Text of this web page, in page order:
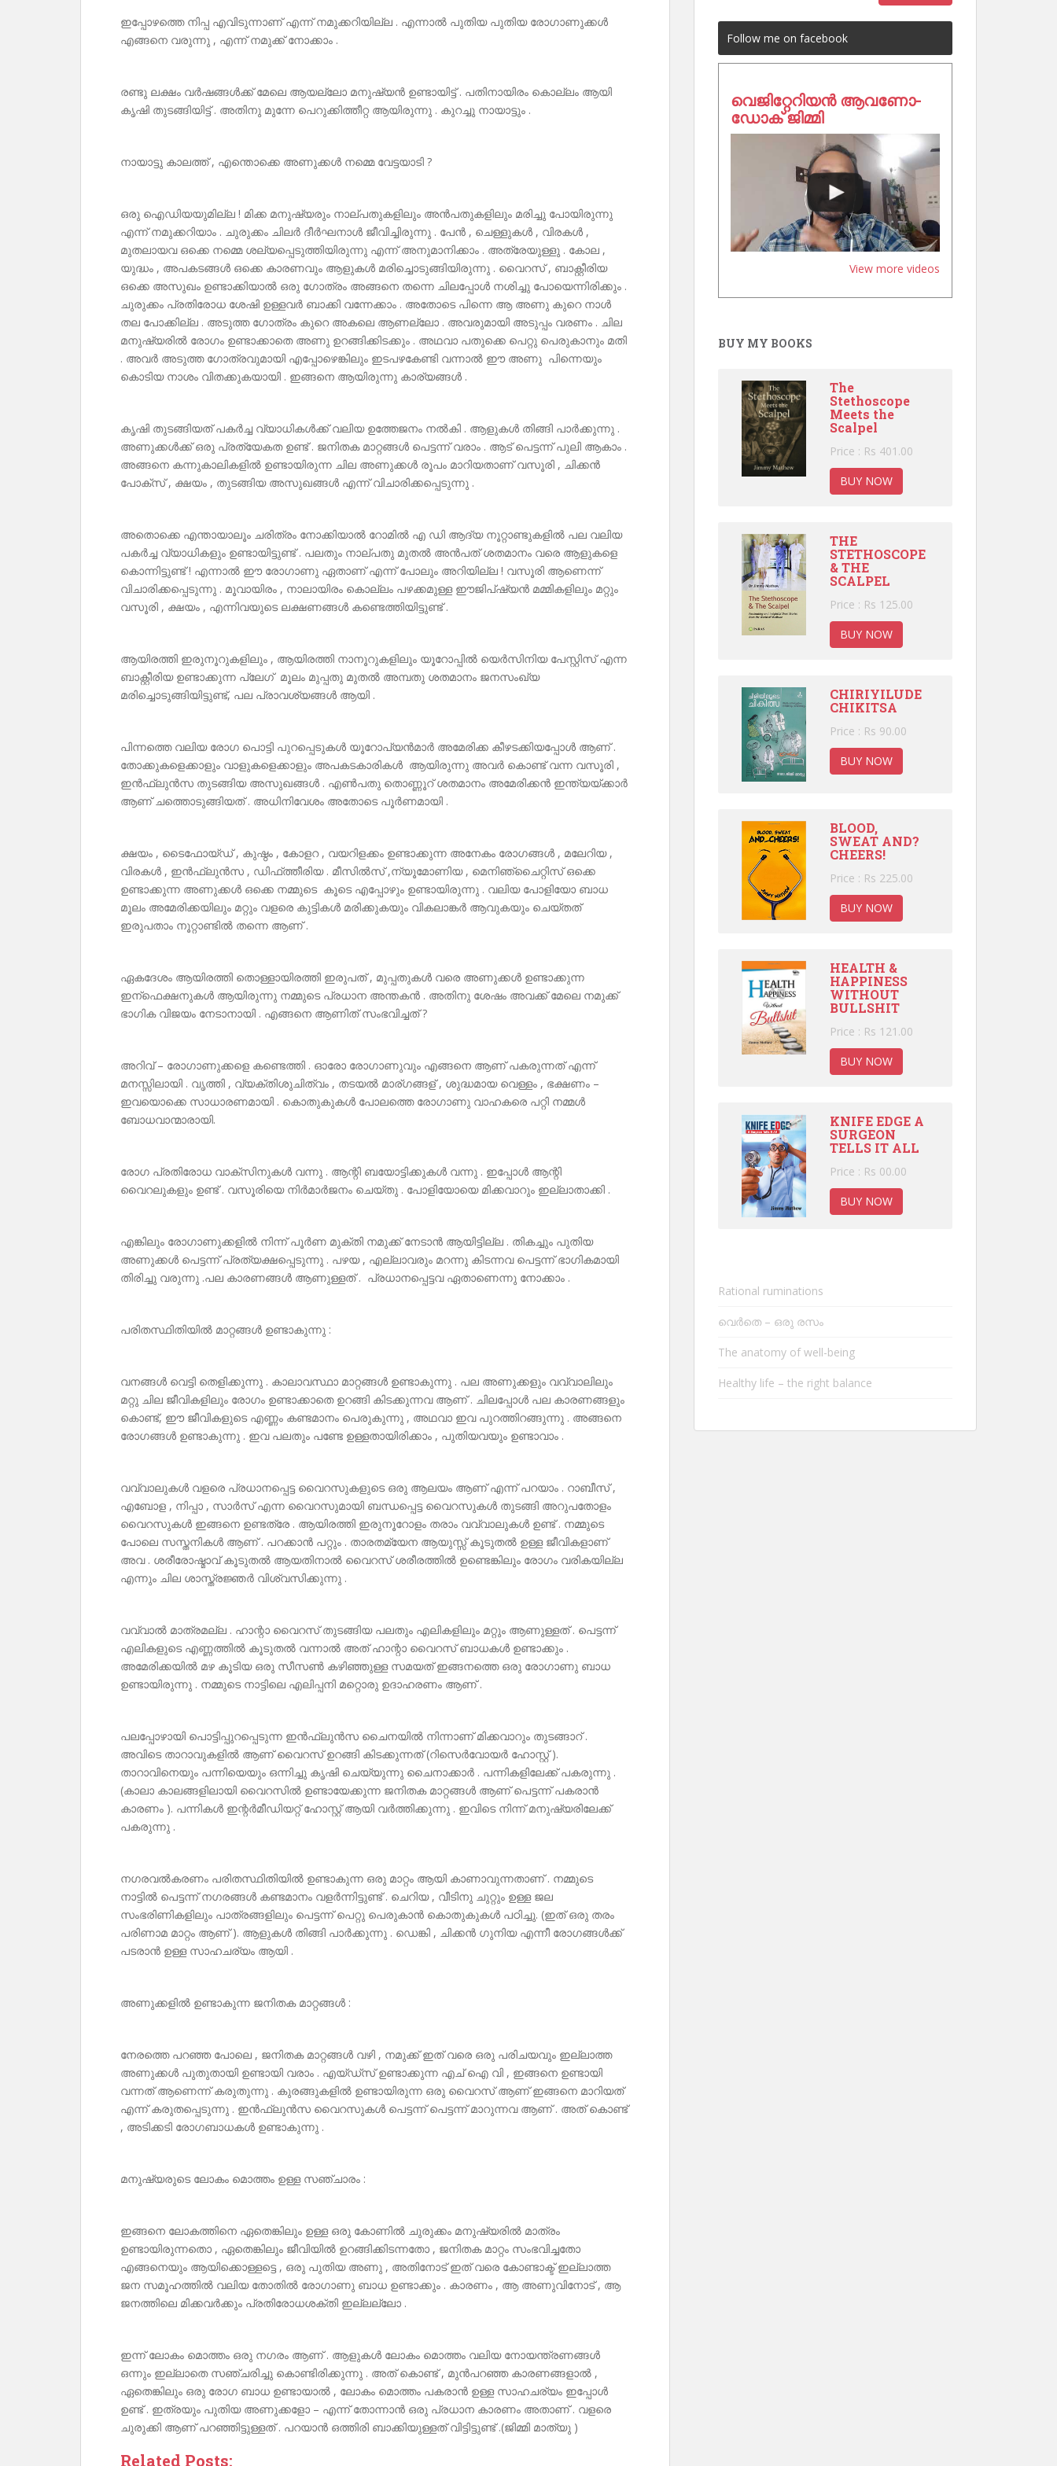
ഇപ്പോഴത്തെ നിപ്പ എവിടുന്നാണ് എന്ന് നമുക്കറിയില്ല . എന്നാൽ പുതിയ പുതിയ രോഗാണുക്കൾ
എങ്ങനെ വരുന്നു , എന്ന് നമുക്ക് നോക്കാം .
രണ്ടു ലക്ഷം വർഷങ്ങൾക്ക് മേലെ ആയല്ലോ മനുഷ്യൻ ഉണ്ടായിട്ട് . പതിനായിരം കൊല്ലം ആയി
കൃഷി തുടങ്ങിയിട്ട് . അതിനു മുന്നേ പെറുക്കിത്തീറ്റ ആയിരുന്നു . കുറച്ചു നായാട്ടും .
നായാട്ടു കാലത്ത് , എന്തൊക്കെ അണുക്കൾ നമ്മെ വേട്ടയാടി ?
ഒരു ഐഡിയയുമില്ല ! മിക്ക മനുഷ്യരും നാല്പതുകളിലും അൻപതുകളിലും മരിച്ചു പോയിരുന്നു
എന്ന് നമുക്കറിയാം . ചുരുക്കം ചിലർ ദീർഘനാൾ ജീവിച്ചിരുന്നു . പേൻ , ചെള്ളുകൾ , വിരകൾ ,
മുതലായവ ഒക്കെ നമ്മെ ശല്യപ്പെടുത്തിയിരുന്നു എന്ന് അനുമാനിക്കാം . അത്രേയുള്ളു . കോല ,
യുദ്ധം , അപകടങ്ങൾ ഒക്കെ കാരണവും ആളുകൾ മരിച്ചൊടുങ്ങിയിരുന്നു . വൈറസ് , ബാക്റ്റീരിയ
ഒക്കെ അസുഖം ഉണ്ടാക്കിയാൽ ഒരു ഗോത്രം അങ്ങനെ തന്നെ ചിലപ്പോൾ നശിച്ചു പോയെന്നിരിക്കും .
ചുരുക്കം പ്രതിരോധ ശേഷി ഉള്ളവർ ബാക്കി വന്നേക്കാം . അതോടെ പിന്നെ ആ അണു കുറെ നാൾ
തല പോക്കില്ല . അടുത്ത ഗോത്രം കുറെ അകലെ ആണല്ലോ . അവരുമായി അടുപ്പം വരണം . ചില
മനുഷ്യരിൽ രോഗം ഉണ്ടാക്കാതെ അണു ഉറങ്ങിക്കിടക്കും . അഥവാ പതുക്കെ പെറ്റു പെരുകാനും മതി
. അവർ അടുത്ത ഗോത്രവുമായി എപ്പോഴെങ്കിലും ഇടപഴകേണ്ടി വന്നാൽ ഈ അണു പിന്നെയും
കൊടിയ നാശം വിതക്കുകയായി . ഇങ്ങനെ ആയിരുന്നു കാര്യങ്ങൾ .
കൃഷി തുടങ്ങിയത് പകർച്ച വ്യാധികൾക്ക് വലിയ ഉത്തേജനം നൽകി . ആളുകൾ തിങ്ങി പാർക്കുന്നു .
അണുക്കൾക്ക് ഒരു പ്രത്യേകത ഉണ്ട് . ജനിതക മാറ്റങ്ങൾ പെട്ടന്ന് വരാം . ആട് പെട്ടന്ന് പുലി ആകാം .
അങ്ങനെ കന്നുകാലികളിൽ ഉണ്ടായിരുന്ന ചില അണുക്കൾ രൂപം മാറിയതാണ് വസൂരി , ചിക്കൻ
പോക്സ് , ക്ഷയം , തുടങ്ങിയ അസുഖങ്ങൾ എന്ന് വിചാരിക്കപ്പെടുന്നു .
അതൊക്കെ എന്തായാലൂം ചരിത്രം നോക്കിയാൽ റോമിൽ എ ഡി ആദ്യ നൂറ്റാണ്ടുകളിൽ പല വലിയ
പകർച്ച വ്യാധികളും ഉണ്ടായിട്ടുണ്ട് . പലതും നാല്പതു മുതൽ അൻപത് ശതമാനം വരെ ആളുകളെ
കൊന്നിട്ടുണ്ട് ! എന്നാൽ ഈ രോഗാണു ഏതാണ് എന്ന് പോലും അറിയില്ല ! വസൂരി ആണെന്ന്
വിചാരിക്കപ്പെടുന്നു . മൂവായിരം , നാലായിരം കൊല്ലം പഴക്കമുള്ള ഈജിപ്ഷ്യൻ മമ്മികളിലും മറ്റും
വസൂരി , ക്ഷയം , എന്നിവയുടെ ലക്ഷണങ്ങൾ കണ്ടെത്തിയിട്ടുണ്ട് .
ആയിരത്തി ഇരുനൂറുകളിലും , ആയിരത്തി നാനൂറുകളിലും യൂറോപ്പിൽ യെർസിനിയ പേസ്റ്റിസ് എന്ന
ബാക്റ്റീരിയ ഉണ്ടാക്കുന്ന പ്ലേഗ് മൂലം മുപ്പതു മുതൽ അമ്പതു ശതമാനം ജനസംഖ്യ
മരിച്ചൊടുങ്ങിയിട്ടുണ്ട്, പല പ്രാവശ്യങ്ങൾ ആയി .
പിന്നത്തെ വലിയ രോഗ പൊട്ടി പുറപ്പെടുകൾ യൂറോപ്യൻമാർ അമേരിക്ക കീഴടക്കിയപ്പോൾ ആണ് .
തോക്കുകളെക്കാളും വാളുകളെക്കാളും അപകടകാരികൾ ആയിരുന്നു അവർ കൊണ്ട് വന്ന വസൂരി ,
ഇൻഫ്ലുൻസ തുടങ്ങിയ അസുഖങ്ങൾ . എൺപതു തൊണ്ണൂറ് ശതമാനം അമേരിക്കൻ ഇന്ത്യയ്ക്കാർ
ആണ് ചത്തൊടുങ്ങിയത് . അധിനിവേശം അതോടെ പൂർണമായി .
ക്ഷയം , ടൈഫോയ്ഡ് , കുഷ്ഠം , കോളറ , വയറിളക്കം ഉണ്ടാക്കുന്ന അനേകം രോഗങ്ങൾ , മലേറിയ ,
വിരകൾ , ഇൻഫ്ലുൻസ , ഡിഫ്ത്തീരിയ . മീസിൽസ് ,ന്യൂമോണിയ , മെനിഞ്ചൈറ്റിസ് ഒക്കെ
ഉണ്ടാക്കുന്ന അണുക്കൾ ഒക്കെ നമ്മുടെ കൂടെ എപ്പോഴും ഉണ്ടായിരുന്നു . വലിയ പോളിയോ ബാധ
മൂലം അമേരിക്കയിലും മറ്റും വളരെ കുട്ടികൾ മരിക്കുകയും വികലാങ്കർ ആവുകയും ചെയ്തത്
ഇരുപതാം നൂറ്റാണ്ടിൽ തന്നെ ആണ് .
ഏകദേശം ആയിരത്തി തൊള്ളായിരത്തി ഇരുപത് , മുപ്പതുകൾ വരെ അണുക്കൾ ഉണ്ടാക്കുന്ന
ഇന്ഫെക്ഷനുകൾ ആയിരുന്നു നമ്മുടെ പ്രധാന അന്തകൻ . അതിനു ശേഷം അവക്ക് മേലെ നമുക്ക്
ഭാഗിക വിജയം നേടാനായി . എങ്ങനെ ആണിത് സംഭവിച്ചത് ?
അറിവ് – രോഗാണുക്കളെ കണ്ടെത്തി . ഓരോ രോഗാണുവും എങ്ങനെ ആണ് പകരുന്നത് എന്ന്
മനസ്സിലായി . വൃത്തി , വ്യക്തിശുചിത്വം , തടയൽ മാര്ഗങ്ങള് , ശുദ്ധമായ വെള്ളം , ഭക്ഷണം –
ഇവയൊക്കെ സാധാരണമായി . കൊതുകുകൾ പോലത്തെ രോഗാണു വാഹകരെ പറ്റി നമ്മൾ
ബോധവാന്മാരായി.
രോഗ പ്രതിരോധ വാക്‌സിനുകൾ വന്നു . ആന്റി ബയോട്ടിക്കുകൾ വന്നു . ഇപ്പോൾ ആന്റി
വൈറലുകളും ഉണ്ട് . വസൂരിയെ നിർമാർജനം ചെയ്തു . പോളിയോയെ മിക്കവാറും ഇല്ലാതാക്കി .
എങ്കിലും രോഗാണുക്കളിൽ നിന്ന് പൂർണ മുക്തി നമുക്ക് നേടാൻ ആയിട്ടില്ല . തികച്ചും പുതിയ
അണുക്കൾ പെട്ടന്ന് പ്രത്യക്ഷപ്പെടുന്നു . പഴയ , എല്ലാവരും മറന്നു കിടന്നവ പെട്ടന്ന് ഭാഗികമായി
തിരിച്ചു വരുന്നു .പല കാരണങ്ങൾ ആണുള്ളത് . പ്രധാനപ്പെട്ടവ ഏതാണെന്നു നോക്കാം .
പരിതസ്ഥിതിയിൽ മാറ്റങ്ങൾ ഉണ്ടാകുന്നു :
വനങ്ങൾ വെട്ടി തെളിക്കുന്നു . കാലാവസ്ഥാ മാറ്റങ്ങൾ ഉണ്ടാകുന്നു . പല അണുക്കളും വവ്വാലിലും
മറ്റു ചില ജീവികളിലും രോഗം ഉണ്ടാക്കാതെ ഉറങ്ങി കിടക്കുന്നവ ആണ് . ചിലപ്പോൾ പല കാരണങ്ങളും
കൊണ്ട്, ഈ ജീവികളുടെ എണ്ണം കണ്ടമാനം പെരുകുന്നു , അഥവാ ഇവ പുറത്തിറങ്ങുന്നു . അങ്ങനെ
രോഗങ്ങൾ ഉണ്ടാകുന്നു . ഇവ പലതും പണ്ടേ ഉള്ളതായിരിക്കാം , പുതിയവയും ഉണ്ടാവാം .
വവ്വാലുകൾ വളരെ പ്രധാനപ്പെട്ട വൈറസുകളുടെ ഒരു ആലയം ആണ് എന്ന് പറയാം . റാബീസ് ,
എബോള , നിപ്പാ , സാർസ് എന്ന വൈറസുമായി ബന്ധപ്പെട്ട വൈറസുകൾ തുടങ്ങി അറുപതോളം
വൈറസുകൾ ഇങ്ങനെ ഉണ്ടത്രേ . ആയിരത്തി ഇരുനൂറോളം തരാം വവ്വാലുകൾ ഉണ്ട് . നമ്മുടെ
പോലെ സസ്തനികൾ ആണ് . പറക്കാൻ പറ്റും . താരതമ്യേന ആയുസ്സ് കൂടുതൽ ഉള്ള ജീവികളാണ്
അവ . ശരീരോഷ്മാവ് കൂടുതൽ ആയതിനാൽ വൈറസ് ശരീരത്തിൽ ഉണ്ടെങ്കിലും രോഗം വരികയില്ല
എന്നും ചില ശാസ്ത്രജ്ഞർ വിശ്വസിക്കുന്നു .
വവ്വാൽ മാത്രമല്ല . ഹാന്റാ വൈറസ് തുടങ്ങിയ പലതും എലികളിലും മറ്റും ആണുള്ളത് . പെട്ടന്ന്
എലികളുടെ എണ്ണത്തിൽ കൂടുതൽ വന്നാൽ അത് ഹാന്റാ വൈറസ് ബാധകൾ ഉണ്ടാക്കും .
അമേരിക്കയിൽ മഴ കൂടിയ ഒരു സീസൺ കഴിഞ്ഞുള്ള സമയത് ഇങ്ങനത്തെ ഒരു രോഗാണു ബാധ
ഉണ്ടായിരുന്നു . നമ്മുടെ നാട്ടിലെ എലിപ്പനി മറ്റൊരു ഉദാഹരണം ആണ് .
പലപ്പോഴായി പൊട്ടിപ്പുറപ്പെടുന്ന ഇൻഫ്ലുൻസ ചൈനയിൽ നിന്നാണ് മിക്കവാറും തുടങ്ങാറ് .
അവിടെ താറാവുകളിൽ ആണ് വൈറസ് ഉറങ്ങി കിടക്കുന്നത് (റിസെർവോയർ ഹോസ്റ്റ് ).
താറാവിനെയും പന്നിയെയും ഒന്നിച്ചു കൃഷി ചെയ്യുന്നു ചൈനാക്കാർ . പന്നികളിലേക്ക് പകരുന്നു .
(കാലാ കാലങ്ങളിലായി വൈറസിൽ ഉണ്ടായേക്കുന്ന ജനിതക മാറ്റങ്ങൾ ആണ് പെട്ടന്ന് പകരാൻ
കാരണം ). പന്നികൾ ഇന്റർമീഡിയറ്റ് ഹോസ്റ്റ് ആയി വർത്തിക്കുന്നു . ഇവിടെ നിന്ന് മനുഷ്യരിലേക്ക്
പകരുന്നു .
നഗരവൽകരണം പരിതസ്ഥിതിയിൽ ഉണ്ടാകുന്ന ഒരു മാറ്റം ആയി കാണാവുന്നതാണ് . നമ്മുടെ
നാട്ടിൽ പെട്ടന്ന് നഗരങ്ങൾ കണ്ടമാനം വളർന്നിട്ടുണ്ട് . ചെറിയ , വീടിനു ചുറ്റും ഉള്ള ജല
സംഭരിണികളിലും പാത്രങ്ങളിലും പെട്ടന്ന് പെറ്റു പെരുകാൻ കൊതുകുകൾ പഠിച്ചു. (ഇത് ഒരു തരം
പരിണാമ മാറ്റം ആണ് ). ആളുകൾ തിങ്ങി പാർക്കുന്നു . ഡെങ്കി , ചിക്കൻ ഗുനിയ എന്നീ രോഗങ്ങൾക്ക്
പടരാൻ ഉള്ള സാഹചര്യം ആയി .
അണുക്കളിൽ ഉണ്ടാകുന്ന ജനിതക മാറ്റങ്ങൾ :
നേരത്തെ പറഞ്ഞ പോലെ , ജനിതക മാറ്റങ്ങൾ വഴി , നമുക്ക് ഇത് വരെ ഒരു പരിചയവും ഇല്ലാത്ത
അണുക്കൾ പുതുതായി ഉണ്ടായി വരാം . എയ്ഡ്സ് ഉണ്ടാക്കുന്ന എച് ഐ വി , ഇങ്ങനെ ഉണ്ടായി
വന്നത് ആണെന്ന് കരുതുന്നു . കുരങ്ങുകളിൽ ഉണ്ടായിരുന്ന ഒരു വൈറസ് ആണ് ഇങ്ങനെ മാറിയത്
എന്ന് കരുതപ്പെടുന്നു . ഇൻഫ്ലുൻസ വൈറസുകൾ പെട്ടന്ന് പെട്ടന്ന് മാറുന്നവ ആണ് . അത് കൊണ്ട്
, അടിക്കടി രോഗബാധകൾ ഉണ്ടാകുന്നു .
മനുഷ്യരുടെ ലോകം മൊത്തം ഉള്ള സഞ്ചാരം :
ഇങ്ങനെ ലോകത്തിനെ ഏതെങ്കിലും ഉള്ള ഒരു കോണിൽ ചുരുക്കം മനുഷ്യരിൽ മാത്രം
ഉണ്ടായിരുന്നതൊ , ഏതെങ്കിലും ജീവിയിൽ ഉറങ്ങിക്കിടന്നതോ , ജനിതക മാറ്റം സംഭവിച്ചതോ
എങ്ങനെയും ആയിക്കൊള്ളട്ടെ , ഒരു പുതിയ അണു , അതിനോട് ഇത് വരെ കോണ്ടാക്ട് ഇല്ലാത്ത
ജന സമൂഹത്തിൽ വലിയ തോതിൽ രോഗാണു ബാധ ഉണ്ടാക്കും . കാരണം , ആ അണുവിനോട് , ആ
ജനത്തിലെ മിക്കവർക്കും പ്രതിരോധശക്തി ഇല്ലല്ലോ .
ഇന്ന് ലോകം മൊത്തം ഒരു നഗരം ആണ് . ആളുകൾ ലോകം മൊത്തം വലിയ നോയന്ത്രണങ്ങൾ
ഒന്നും ഇല്ലാതെ സഞ്ചരിച്ചു കൊണ്ടിരിക്കുന്നു . അത് കൊണ്ട് , മുൻപറഞ്ഞ കാരണങ്ങളാൽ ,
ഏതെങ്കിലും ഒരു രോഗ ബാധ ഉണ്ടായാൽ , ലോകം മൊത്തം പകരാൻ ഉള്ള സാഹചര്യം ഇപ്പോൾ
ഉണ്ട് . ഇത്രയും പുതിയ അണുക്കളോ – എന്ന് തോന്നാൻ ഒരു പ്രധാന കാരണം അതാണ് . വളരെ
ചുരുക്കി ആണ് പറഞ്ഞിട്ടുള്ളത് . പറയാൻ ഒത്തിരി ബാക്കിയുള്ളത് വിട്ടിട്ടുണ്ട് .(ജിമ്മി മാത്യു )
Related Posts:
Follow me on facebook
വെജിറ്റേറിയൻ ആവണോ-
ഡോക് ജിമ്മി
View more videos
BUY MY BOOKS
The
Stethoscope
Meets the
Scalpel
Price : Rs 401.00
BUY NOW
THE
STETHOSCOPE
& THE
SCALPEL
Price : Rs 125.00
BUY NOW
CHIRIYILUDE
CHIKITSA
Price : Rs 90.00
BUY NOW
BLOOD,
SWEAT AND?
CHEERS!
Price : Rs 225.00
BUY NOW
HEALTH &
HAPPINESS
WITHOUT
BULLSHIT
Price : Rs 121.00
BUY NOW
KNIFE EDGE A
SURGEON
TELLS IT ALL
Price : Rs 00.00
BUY NOW
Rational ruminations
വെർതെ – ഒരു രസം
The anatomy of well-being
Healthy life – the right balance